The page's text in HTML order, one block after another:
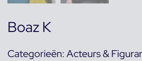
Boaz K
Categorieën:Acteurs &